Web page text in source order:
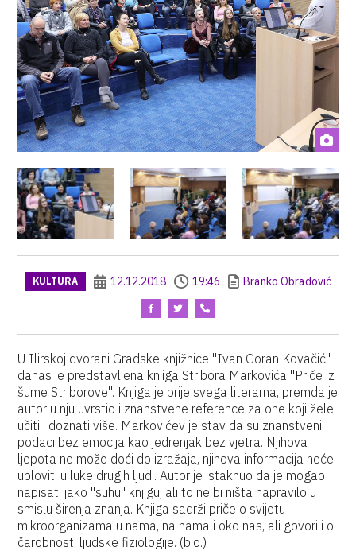
KULTURA 12.12.2018 19:46 Branko Obradović
U Ilirskoj dvorani Gradske knjižnice "Ivan Goran Kovačić"
danas je predstavljena knjiga Stribora Markovića "Priče iz
šume Striborove". Knjiga je prije svega literarna, premda je
autor u nju uvrstio i znanstvene reference za one koji žele
učiti i doznati više. Markovićev je stav da su znanstveni
podaci bez emocija kao jedrenjak bez vjetra. Njihova
ljepota ne može doći do izražaja, njihova informacija neće
uploviti u luke drugih ljudi. Autor je istaknuo da je mogao
napisati jako "suhu" knjigu, ali to ne bi ništa napravilo u
smislu širenja znanja. Knjiga sadrži priče o svijetu
mikroorganizama u nama, na nama i oko nas, ali govori i o
čarobnosti ljudske fiziologije. (b.o.)